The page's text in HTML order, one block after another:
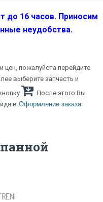
до 16 часов. Приносим
неудобства.
цен, пожалуйста перейдите
выберите запчасть и
. После этого Вы
в Оформление заказа.